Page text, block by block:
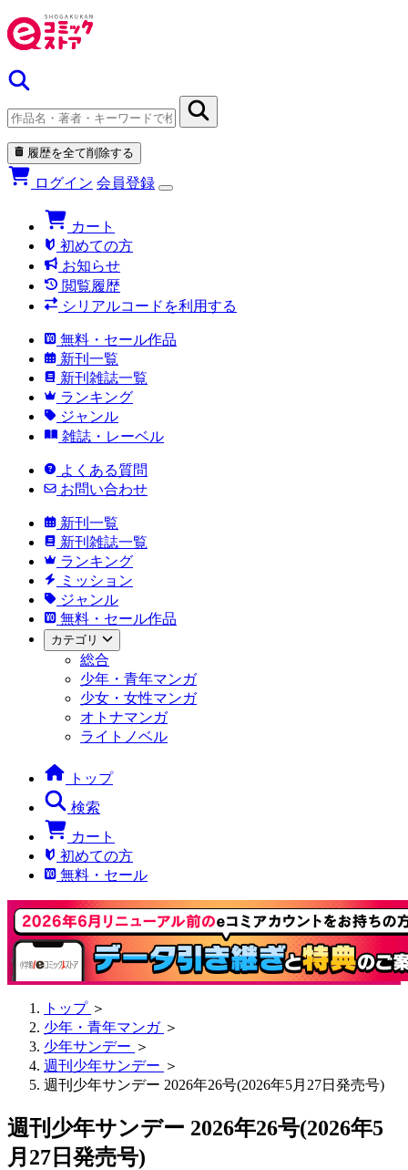
履歴を全て削除する
ログイン 会員登録
カート
初めての方
お知らせ
閲覧履歴
シリアルコードを利用する
無料・セール作品
新刊一覧
新刊雑誌一覧
ランキング
ジャンル
雑誌・レーベル
よくある質問
お問い合わせ
新刊一覧
新刊雑誌一覧
ランキング
ミッション
ジャンル
無料・セール作品
カテゴリ
総合
少年・青年マンガ
少女・女性マンガ
オトナマンガ
ライトノベル
トップ
検索
カート
初めての方
無料・セール
トップ ＞
少年・青年マンガ ＞
少年サンデー ＞
週刊少年サンデー ＞
週刊少年サンデー 2026年26号(2026年5月27日発売号)
週刊少年サンデー 2026年26号(2026年5
月27日発売号)